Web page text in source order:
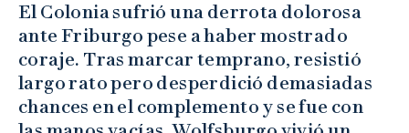
El Colonia sufrió una derrota dolorosa
ante Friburgo pese a haber mostrado
coraje. Tras marcar temprano, resistió
largo rato pero desperdició demasiadas
chances en el complemento y se fue con